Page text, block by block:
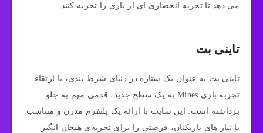
می‌ دهد تا تجربه انحصاری‌ ای از بازی را تجربه کنند.
تاینی بت
تاینی بت به عنوان یک ستاره در دنیای شرط بندی، با ارتقاء
تجربه بازی Mines به یک سطح جدید، قدمی مهم به جلو
برداشته است. این سایت با ارائه یک پلتفرم مدرن و متناسب
با نیاز های بازیکنان، فرصتی را برای تجربه‌ی هیجان‌ انگیز